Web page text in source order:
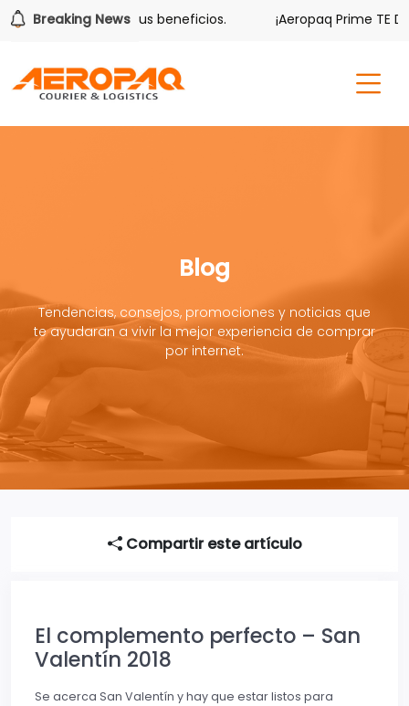
Breaking News
también tiene sus beneficios. ¡Aeropaq Prime TE DA
Blog
Tendencias, consejos, promociones y noticias que
te ayudaran a vivir la mejor experiencia de comprar
por internet.
Compartir este artículo
El complemento perfecto – San
Valentín 2018
Se acerca San Valentín y hay que estar listos para